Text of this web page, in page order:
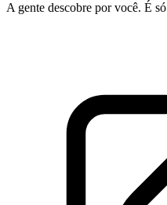
A gente descobre por você. É